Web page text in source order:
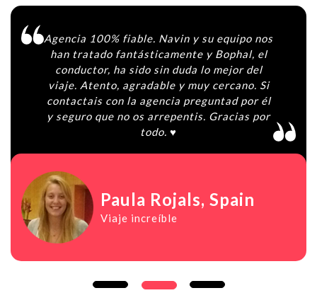
Agencia 100% fiable. Navin y su equipo nos
han tratado fantásticamente y Bophal, el
conductor, ha sido sin duda lo mejor del
viaje. Atento, agradable y muy cercano. Si
contactais con la agencia preguntad por él
y seguro que no os arrepentis. Gracias por
todo. ♥️
Paula Rojals, Spain
Viaje increíble